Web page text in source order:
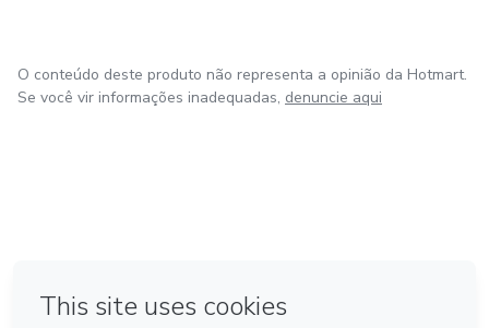
O conteúdo deste produto não representa a opinião da Hotmart.
Se você vir informações inadequadas, denuncie aqui
Feito com ❤ na Cidade do México